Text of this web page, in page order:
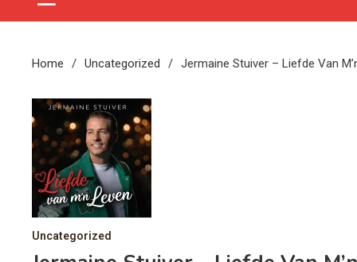
Home Uncategorized Jermaine Stuiver – Liefde Van
Uncategorized